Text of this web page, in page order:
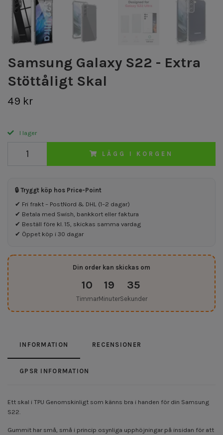
Samsung Galaxy S22 - Extra
Stöttåligt Skal
49 kr
I lager
LÄGG I KORGEN
🔒 Tryggt köp hos Price-Point
✔ Fri frakt – PostNord & DHL (1–2 dagar)
✔ Betala med Swish, bankkort eller faktura
✔ Beställ före kl. 15, skickas samma vardag
✔ Öppet köp i 30 dagar
Din order kan skickas om
10
Timmar
19
Minuter
35
Sekunder
INFORMATION RECENSIONER
GPSR INFORMATION
Ett skal i TPU Genomskinligt som känns bra i handen för din Samsung
S22.
Gummit har små, små i princip osynliga upphöjningar på insidan för att